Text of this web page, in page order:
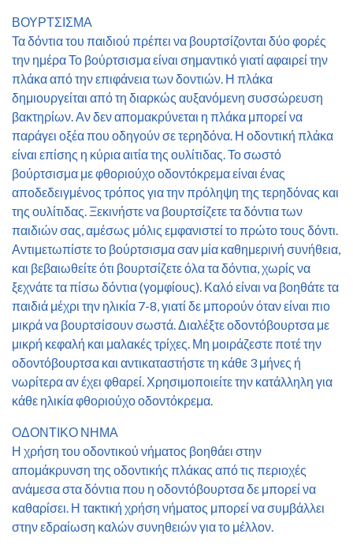
ΒΟΥΡΤΣΙΣΜΑ
Τα δόντια του παιδιού πρέπει να βουρτσίζονται δύο φορές
την ημέρα Το βούρτσισμα είναι σημαντικό γιατί αφαιρεί την
πλάκα από την επιφάνεια των δοντιών. Η πλάκα
δημιουργείται από τη διαρκώς αυξανόμενη συσσώρευση
βακτηρίων. Αν δεν απομακρύνεται η πλάκα μπορεί να
παράγει οξέα που οδηγούν σε τερηδόνα. Η οδοντική πλάκα
είναι επίσης η κύρια αιτία της ουλίτιδας. Το σωστό
βούρτσισμα με φθοριούχο οδοντόκρεμα είναι ένας
αποδεδειγμένος τρόπος για την πρόληψη της τερηδόνας και
της ουλίτιδας. Ξεκινήστε να βουρτσίζετε τα δόντια των
παιδιών σας, αμέσως μόλις εμφανιστεί το πρώτο τους δόντι.
Αντιμετωπίστε το βούρτσισμα σαν μία καθημερινή συνήθεια,
και βεβαιωθείτε ότι βουρτσίζετε όλα τα δόντια, χωρίς να
ξεχνάτε τα πίσω δόντια (γομφίους). Καλό είναι να βοηθάτε τα
παιδιά μέχρι την ηλικία 7-8, γιατί δε μπορούν όταν είναι πιο
μικρά να βουρτσίσουν σωστά. Διαλέξτε οδοντόβουρτσα με
μικρή κεφαλή και μαλακές τρίχες. Μη μοιράζεστε ποτέ την
οδοντόβουρτσα και αντικαταστήστε τη κάθε 3 μήνες ή
νωρίτερα αν έχει φθαρεί. Χρησιμοποιείτε την κατάλληλη για
κάθε ηλικία φθοριούχο οδοντόκρεμα.
ΟΔΟΝΤΙΚΟ ΝΗΜΑ
Η χρήση του οδοντικού νήματος βοηθάει στην
απομάκρυνση της οδοντικής πλάκας από τις περιοχές
ανάμεσα στα δόντια που η οδοντόβουρτσα δε μπορεί να
καθαρίσει. Η τακτική χρήση νήματος μπορεί να συμβάλλει
στην εδραίωση καλών συνηθειών για το μέλλον.